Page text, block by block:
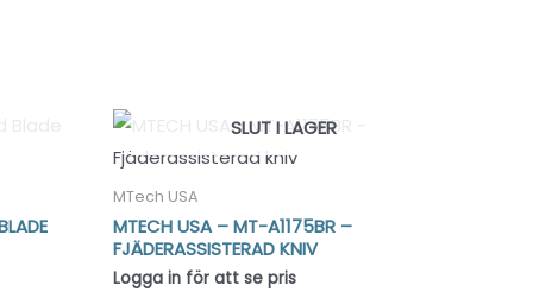
SLUT I LAGER
MTech USA
MTECH USA – MT-A1175BR –
FJÄDERASSISTERAD KNIV
Logga in för att se pris